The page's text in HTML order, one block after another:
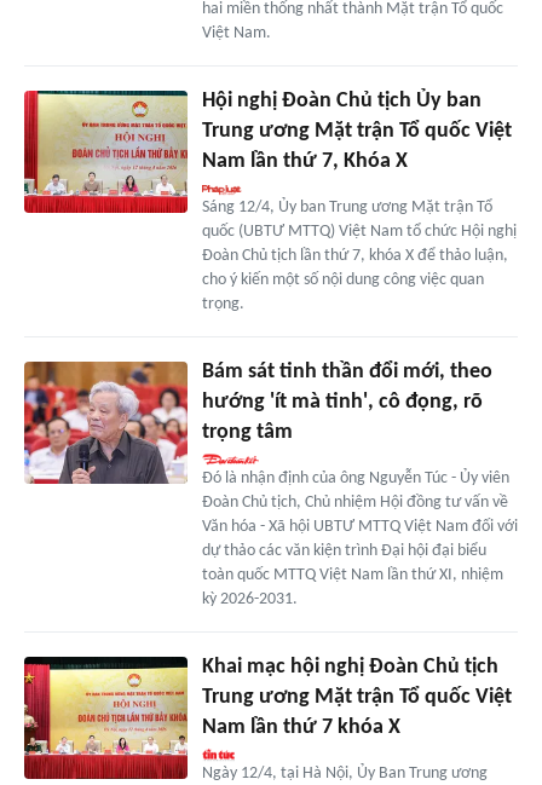
hai miền thống nhất thành Mặt trận Tổ quốc
Việt Nam.
Hội nghị Đoàn Chủ tịch Ủy ban
Trung ương Mặt trận Tổ quốc Việt
Nam lần thứ 7, Khóa X
Sáng 12/4, Ủy ban Trung ương Mặt trận Tổ
quốc (UBTƯ MTTQ) Việt Nam tổ chức Hội nghị
Đoàn Chủ tịch lần thứ 7, khóa X để thảo luận,
cho ý kiến một số nội dung công việc quan
trọng.
Bám sát tinh thần đổi mới, theo
hướng 'ít mà tinh', cô đọng, rõ
trọng tâm
Đó là nhận định của ông Nguyễn Túc - Ủy viên
Đoàn Chủ tịch, Chủ nhiệm Hội đồng tư vấn về
Văn hóa - Xã hội UBTƯ MTTQ Việt Nam đối với
dự thảo các văn kiện trình Đại hội đại biểu
toàn quốc MTTQ Việt Nam lần thứ XI, nhiệm
kỳ 2026-2031.
Khai mạc hội nghị Đoàn Chủ tịch
Trung ương Mặt trận Tổ quốc Việt
Nam lần thứ 7 khóa X
Ngày 12/4, tại Hà Nội, Ủy Ban Trung ương